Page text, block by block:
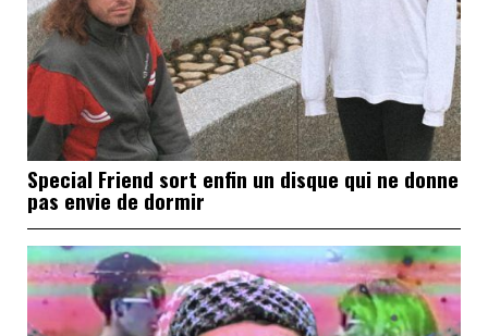
Special Friend sort enfin un disque qui ne donne
pas envie de dormir